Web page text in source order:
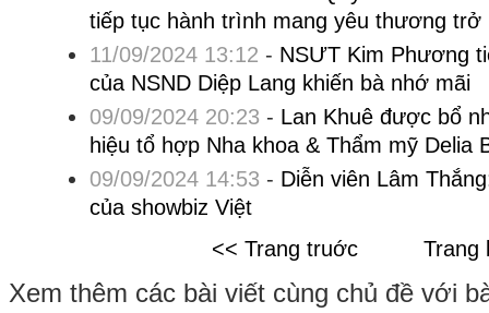
tiếp tục hành trình mang yêu thương trở
11/09/2024 13:12 - NSƯT Kim Phương
của NSND Diệp Lang khiến bà nhớ mãi
09/09/2024 20:23 - Lan Khuê được bổ
hiệu tổ hợp Nha khoa & Thẩm mỹ Delia
09/09/2024 14:53 - Diễn viên Lâm
của showbiz Việt
<< Trang truớc
Trang
Xem thêm các bài viết cùng chủ đề với